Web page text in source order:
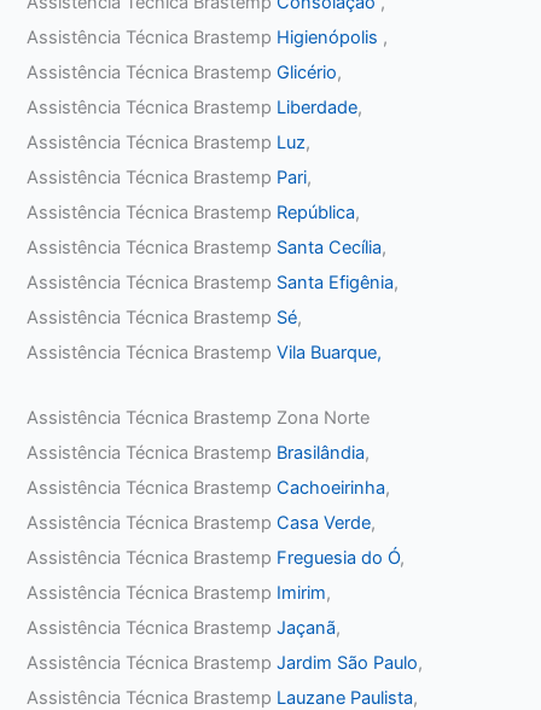
Assistência Técnica Brastemp Higienópolis ,
Assistência Técnica BrastempGlicério,
Assistência Técnica Brastemp Liberdade,
Assistência Técnica Brastemp Luz,
Assistência Técnica Brastemp Pari,
Assistência Técnica Brastemp República,
Assistência Técnica Brastemp Santa Cecília,
Assistência Técnica Brastemp Santa Efigênia,
Assistência Técnica Brastemp Sé,
Assistência Técnica BrastempVila Buarque,
Assistência Técnica Brastemp Zona Norte
Assistência Técnica Brastemp Brasilândia,
Assistência Técnica BrastempCachoeirinha,
Assistência Técnica BrastempCasa Verde,
Assistência Técnica Brastemp Freguesia do Ó,
Assistência Técnica Brastemp Imirim,
Assistência Técnica BrastempJaçanã,
Assistência Técnica BrastempJardim São Paulo,
Assistência Técnica Brastemp Lauzane Paulista,